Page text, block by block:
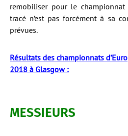
remobiliser pour le
tracé n’est pas forcément à sa
prévues.
Résultats des championnats
2018 à Glasgow :
MESSIEURS